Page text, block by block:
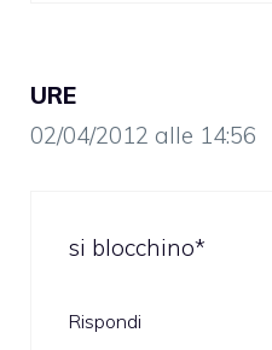
URE
02/04/2012 alle 14:56
si blocchino*
Rispondi